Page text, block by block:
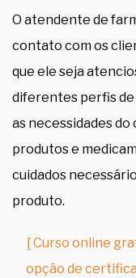
O atendente de
contato com os
que ele seja
diferentes perfis de
as necessidades
produtos e
cuidados
produto.
[ Curso online
opção de